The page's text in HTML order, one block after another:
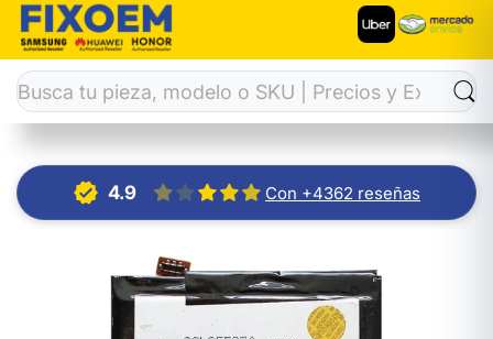
Inicio Baterías Bateria Alcatel 5080 Tlp024C1
4.9 Con +4362 reseñas